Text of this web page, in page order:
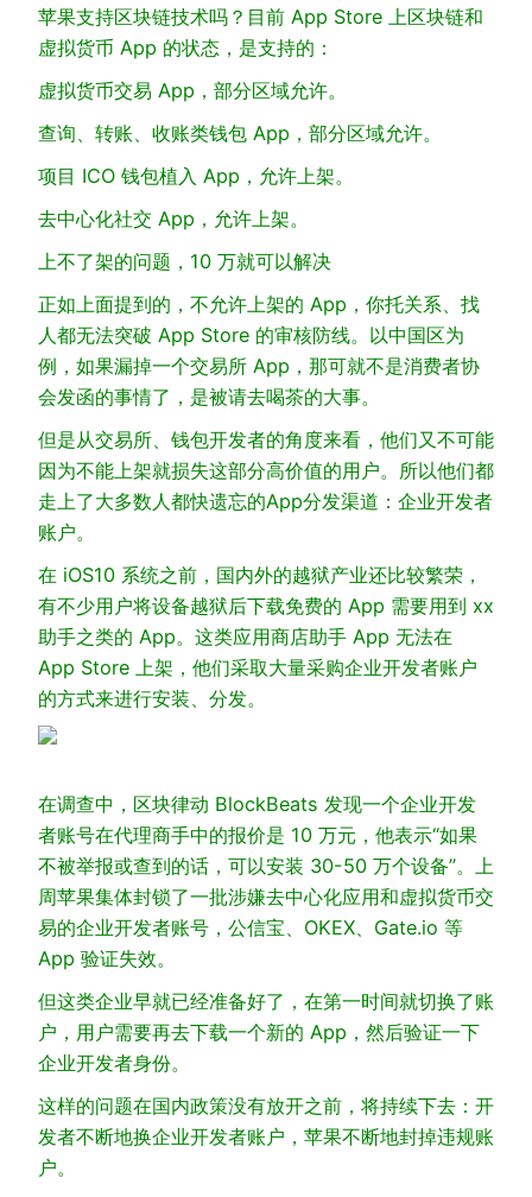
苹果支持区块链技术吗？目前 App Store 上区块链和
虚拟货币 App 的状态，是支持的：
虚拟货币交易 App，部分区域允许。
查询、转账、收账类钱包 App，部分区域允许。
项目 ICO 钱包植入 App，允许上架。
去中心化社交 App，允许上架。
上不了架的问题，10 万就可以解决
正如上面提到的，不允许上架的 App，你托关系、找
人都无法突破 App Store 的审核防线。以中国区为
例，如果漏掉一个交易所 App，那可就不是消费者协
会发函的事情了，是被请去喝茶的大事。
但是从交易所、钱包开发者的角度来看，他们又不可能
因为不能上架就损失这部分高价值的用户。所以他们都
走上了大多数人都快遗忘的App分发渠道：企业开发者
账户。
在 iOS10 系统之前，国内外的越狱产业还比较繁荣，
有不少用户将设备越狱后下载免费的 App 需要用到 xx
助手之类的 App。这类应用商店助手 App 无法在
App Store 上架，他们采取大量采购企业开发者账户
的方式来进行安装、分发。
在调查中，区块律动 BlockBeats 发现一个企业开发
者账号在代理商手中的报价是 10 万元，他表示“如果
不被举报或查到的话，可以安装 30-50 万个设备”。上
周苹果集体封锁了一批涉嫌去中心化应用和虚拟货币交
易的企业开发者账号，公信宝、OKEX、Gate.io 等
App 验证失效。
但这类企业早就已经准备好了，在第一时间就切换了账
户，用户需要再去下载一个新的 App，然后验证一下
企业开发者身份。
这样的问题在国内政策没有放开之前，将持续下去：开
发者不断地换企业开发者账户，苹果不断地封掉违规账
户。